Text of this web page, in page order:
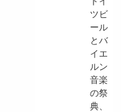
ツビ
ール
とバ
イエ
ルン
音楽
の祭
典、